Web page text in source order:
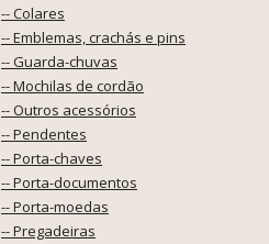
-- Colares
-- Emblemas, crachás e pins
-- Guarda-chuvas
-- Mochilas de cordão
-- Outros acessórios
-- Pendentes
-- Porta-chaves
-- Porta-documentos
-- Porta-moedas
-- Pregadeiras